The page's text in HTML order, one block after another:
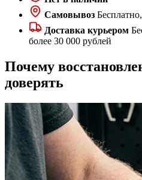
Самовывоз
Доставка курьером
более 30 000 рублей
Почему
доверять